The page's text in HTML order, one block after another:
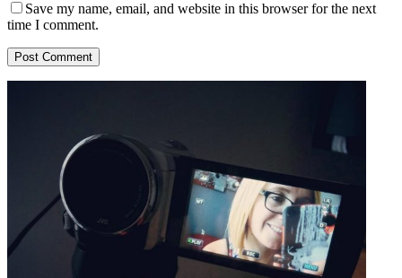
Save my name, email, and website in this browser for the next
time I comment.